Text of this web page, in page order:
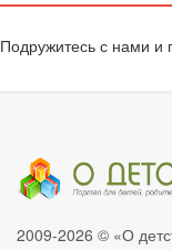
Подружитесь с нами и
2009-2026 © «О